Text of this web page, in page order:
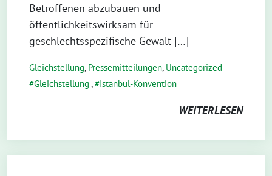
Betroffenen abzubauen und
öffentlichkeitswirksam für
geschlechtsspezifische Gewalt […]
Gleichstellung, Pressemitteilungen, Uncategorized
Gleichstellung , Istanbul-Konvention
WEITERLESEN